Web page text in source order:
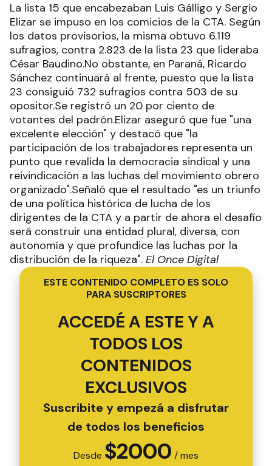
La lista 15 que encabezaban Luis Gálligo y Sergio
Elizar se impuso en los comicios de la CTA. Según
los datos provisorios, la misma obtuvo 6.119
sufragios, contra 2.823 de la lista 23 que lideraba
César Baudino.No obstante, en Paraná, Ricardo
Sánchez continuará al frente, puesto que la lista
23 consiguió 732 sufragios contra 503 de su
opositor.Se registró un 20 por ciento de
votantes del padrón.Elizar aseguró que fue "una
excelente elección" y destacó que "la
participación de los trabajadores representa un
punto que revalida la democracia sindical y una
reivindicación a las luchas del movimiento obrero
organizado".Señaló que el resultado "es un triunfo
de una política histórica de lucha de los
dirigentes de la CTA y a partir de ahora el desafío
será construir una entidad plural, diversa, con
autonomía y que profundice las luchas por la
distribución de la riqueza". El Once Digital
ESTE CONTENIDO COMPLETO ES SOLO
PARA SUSCRIPTORES
ACCEDÉ A ESTE Y A
TODOS LOS
CONTENIDOS
EXCLUSIVOS
Suscribite y empezá a disfrutar
de todos los beneficios
Desde $2000 / mes